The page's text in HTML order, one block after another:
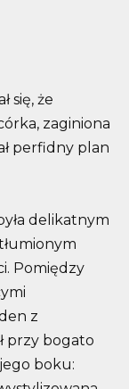
się, że
zaginiona
perfidny plan
delikatnym
Pomiędzy
z
przy bogato
boku: